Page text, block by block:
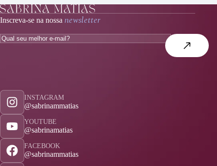
Inscreva-se na nossa newsletter
INSTAGRAM
@sabrinammatias
YOUTUBE
@sabrinamatias
FACEBOOK
@sabrinammatias